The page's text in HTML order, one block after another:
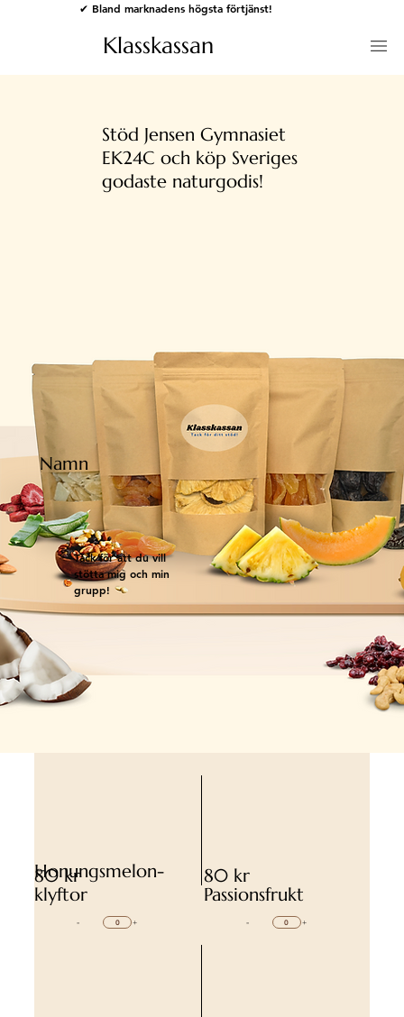
✔ Bland marknadens högsta förtjänst!
Klasskassan
Stöd Jensen Gymnasiet
EK24C och köp Sveriges
godaste naturgodis!
Tack för att du vill
stötta mig och min
grupp!
Namn
80 kr
Honungsmelon-
klyftor
- +
80 kr
Passionsfrukt
- +